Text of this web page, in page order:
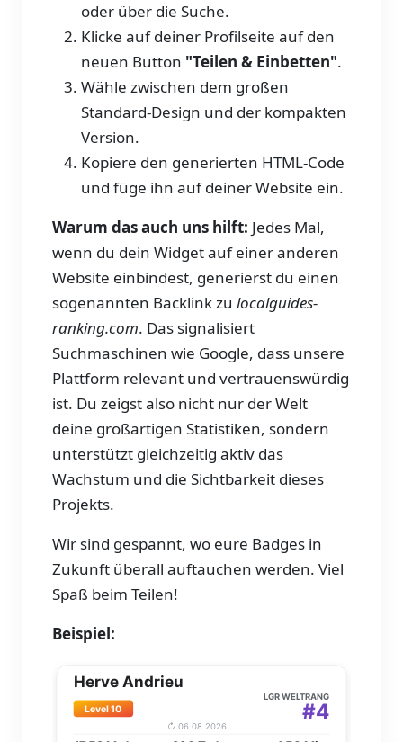
oder über die Suche.
Klicke auf deiner Profilseite auf den
neuen Button "Teilen & Einbetten".
Wähle zwischen dem großen
Standard-Design und der kompakten
Version.
Kopiere den generierten HTML-Code
und füge ihn auf deiner Website ein.
Warum das auch uns hilft: Jedes Mal,
wenn du dein Widget auf einer anderen
Website einbindest, generierst du einen
sogenannten Backlink zu localguides-
ranking.com. Das signalisiert
Suchmaschinen wie Google, dass unsere
Plattform relevant und vertrauenswürdig
ist. Du zeigst also nicht nur der Welt
deine großartigen Statistiken, sondern
unterstützt gleichzeitig aktiv das
Wachstum und die Sichtbarkeit dieses
Projekts.
Wir sind gespannt, wo eure Badges in
Zukunft überall auftauchen werden. Viel
Spaß beim Teilen!
Beispiel: